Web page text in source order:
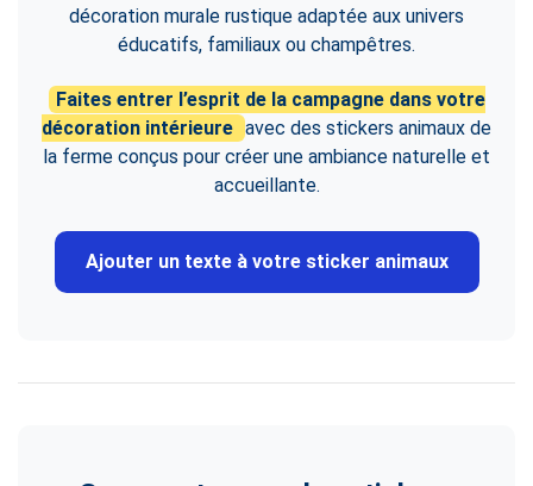
décoration murale rustique adaptée aux univers
éducatifs, familiaux ou champêtres.
Faites entrer l’esprit de la campagne dans votre
décoration intérieure avec des stickers animaux de
la ferme conçus pour créer une ambiance naturelle et
accueillante.
Ajouter un texte à votre sticker animaux